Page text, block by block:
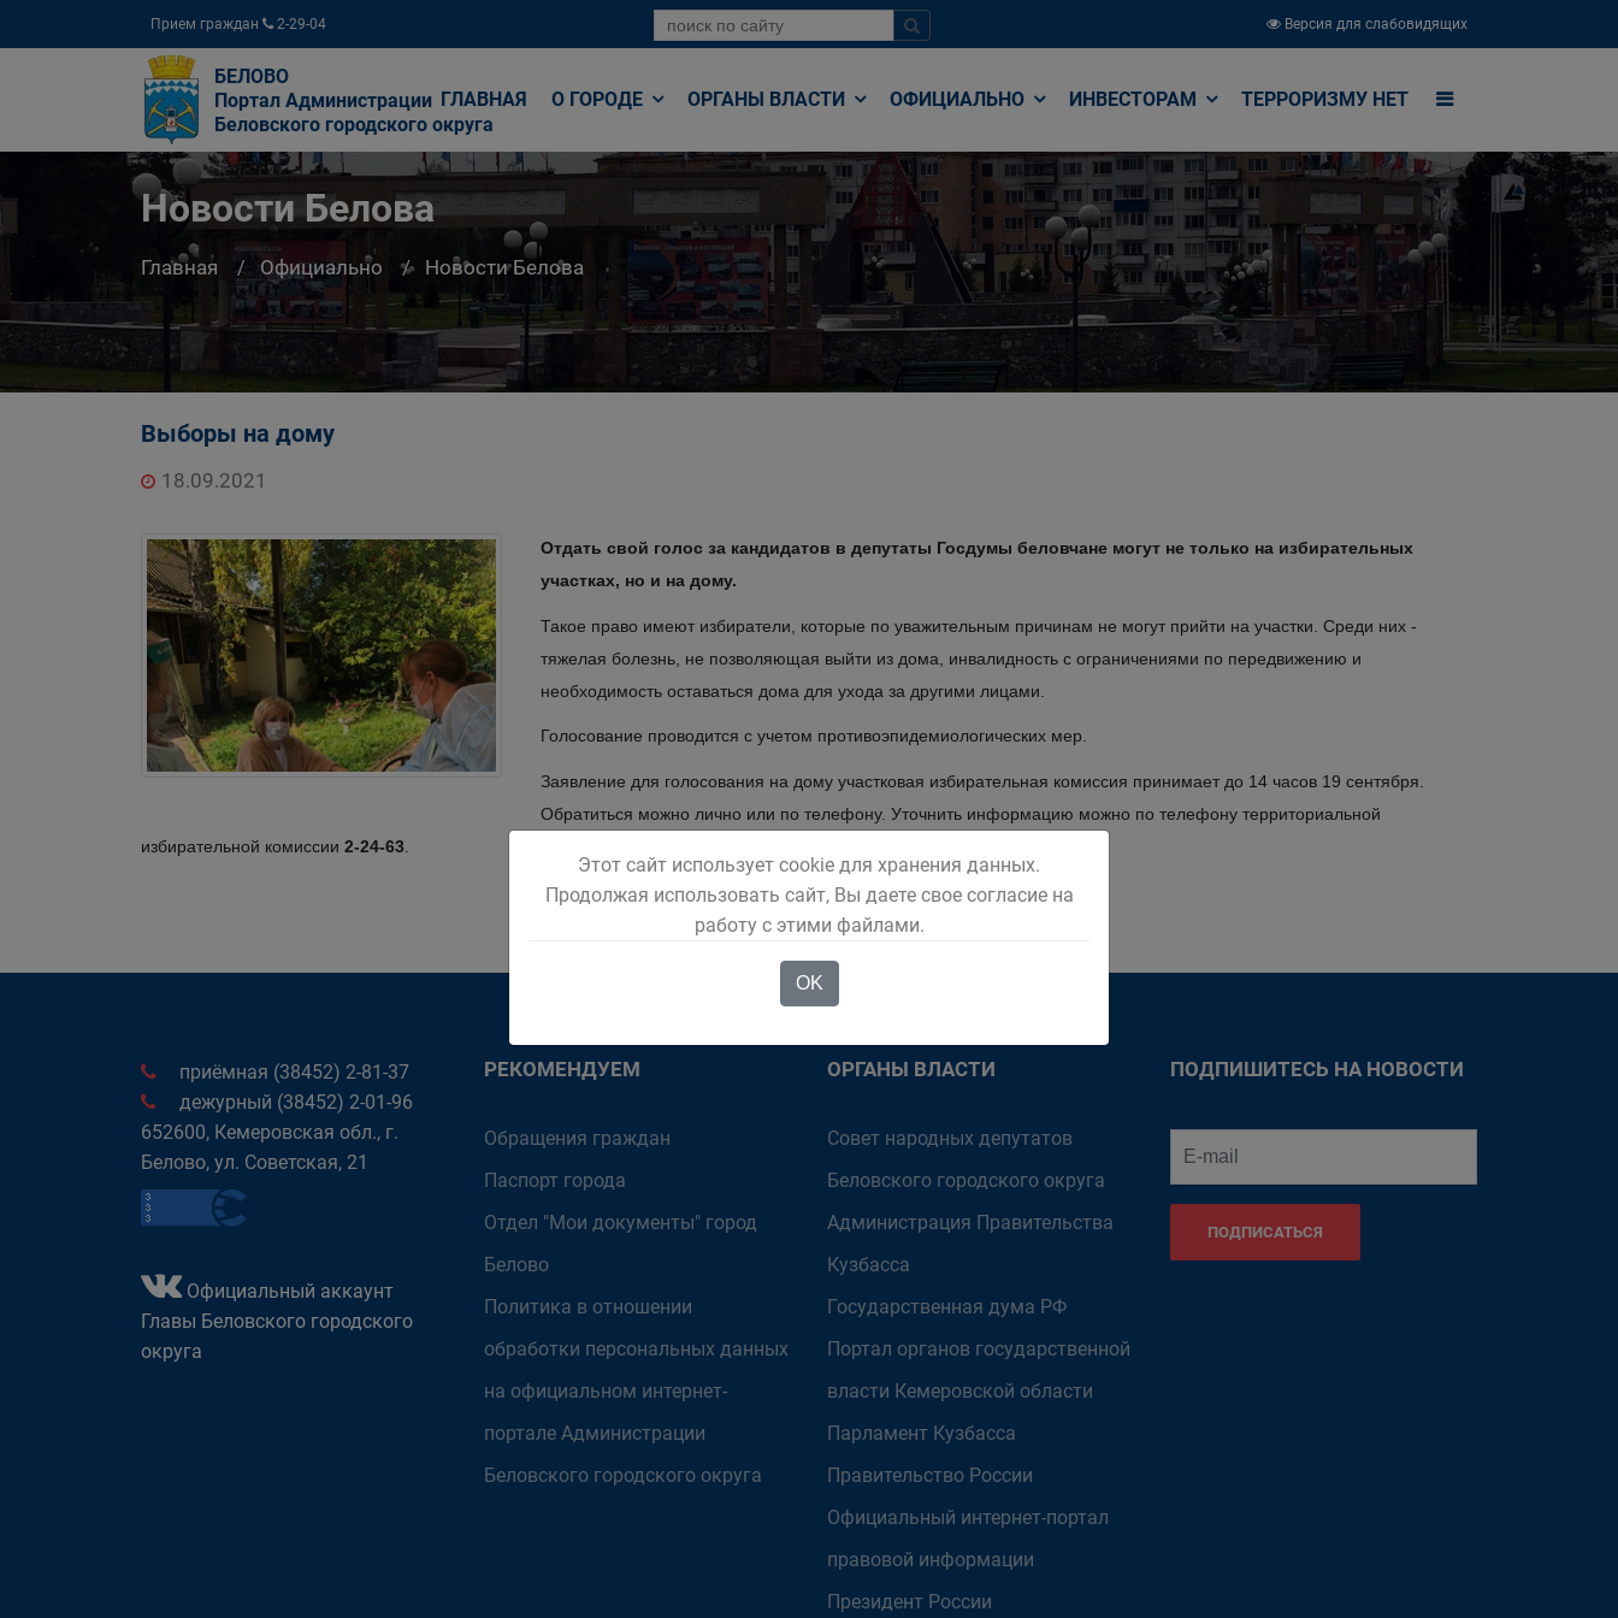
Прием граждан 2-29-04 Версия для слабовидящих
БЕЛОВО
Портал Администрации
Беловского городского округа
ГЛАВНАЯ О ГОРОДЕ ОРГАНЫ ВЛАСТИ ОФИЦИАЛЬНО ИНВЕСТОРАМ ТЕРРОРИЗМУ НЕТ
Новости Белова
Главная Официально Новости Белова
Выборы на дому
18.09.2021
Отдать свой голос за кандидатов в депутаты Госдумы беловчане могут не только на избирательных
участках, но и на дому.
Такое право имеют избиратели, которые по уважительным причинам не могут прийти на участки. Среди них -
тяжелая болезнь, не позволяющая выйти из дома, инвалидность с ограничениями по передвижению и
необходимость оставаться дома для ухода за другими лицами.
Голосование проводится с учетом противоэпидемиологических мер.
Заявление для голосования на дому участковая избирательная комиссия принимает до 14 часов 19 сентября.
Обратиться можно лично или по телефону. Уточнить информацию можно по телефону территориальной
избирательной комиссии 2-24-63
приёмная (38452) 2-81-37
дежурный (38452) 2-01-96
652600, Кемеровская обл., г.
Белово, ул. Советская, 21
Официальный аккаунт
Главы Беловского городского
округа
РЕКОМЕНДУЕМ
Обращения граждан
Паспорт города
Отдел "Мои документы" город
Белово
Политика в отношении
обработки персональных данных
на официальном интернет-
портале Администрации
Беловского городского округа
ОРГАНЫ ВЛАСТИ
Совет народных депутатов
Беловского городского округа
Администрация Правительства
Кузбасса
Государственная дума РФ
Портал органов государственной
власти Кемеровской области
Парламент Кузбасса
Правительство России
Официальный интернет-портал
правовой информации
Президент России
ПОДПИШИТЕСЬ НА НОВОСТИ
ПОДПИСАТЬСЯ
Этот сайт использует cookie для хранения данных.
Продолжая использовать сайт, Вы даете свое согласие на
работу с этими файлами.
OK